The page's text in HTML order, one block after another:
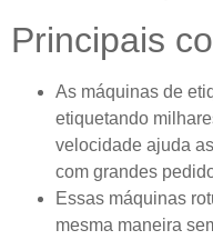
Principais
As máquinas de
etiquetando
velocidade ajuda
com grandes
Essas máquinas
mesma maneira